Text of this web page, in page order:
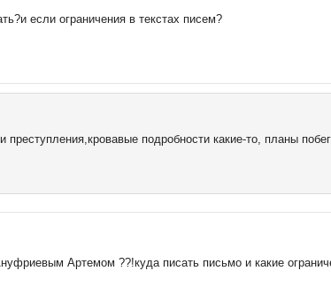
если ограничения в текстах писем?
подробности какие-то, планы
Артемом ??!куда писать письмо и какие